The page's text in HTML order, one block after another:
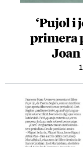
‘Pujol i
primera
Joan